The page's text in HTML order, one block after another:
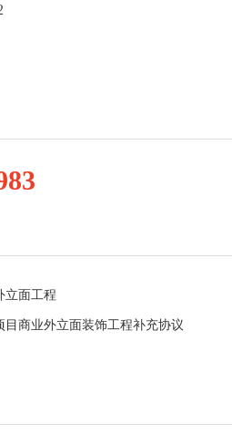
立面工程
商业外立面装饰工程补充协议